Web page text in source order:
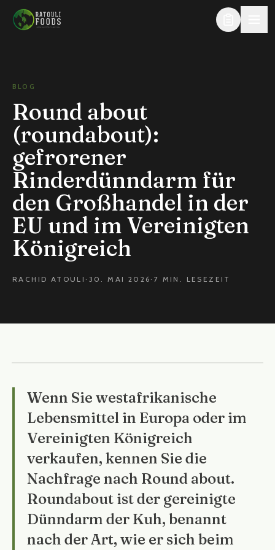
Zum Inhalt springen
BLOG
Round about
(roundabout):
gefrorener
Rinderdünndarm für
den Großhandel in der
EU und im Vereinigten
Königreich
RACHID ATOULI · 30. MAI 2026 · 7 MIN. LESEZEIT
Wenn Sie westafrikanische
Lebensmittel in Europa oder im
Vereinigten Königreich
verkaufen, kennen Sie die
Nachfrage nach Round about.
Roundabout ist der gereinigte
Dünndarm der Kuh, benannt
nach der Art, wie er sich beim